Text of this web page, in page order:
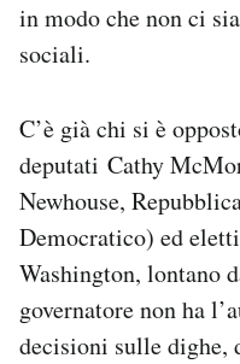
in modo che non ci
sociali.
C’è già chi si è
deputati Cathy
Newhouse,
Democratico) ed
Washington, lontano
governatore non ha
decisioni sulle dighe,